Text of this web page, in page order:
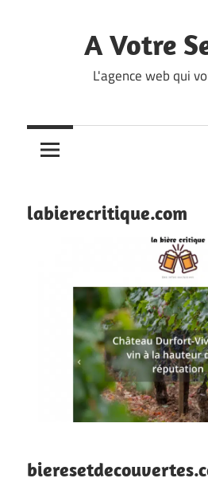
A Votre
L'agence web qui
labierecritique.com